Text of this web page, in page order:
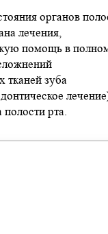
органов
лечения,
помощь в
тканей зуба
рта.